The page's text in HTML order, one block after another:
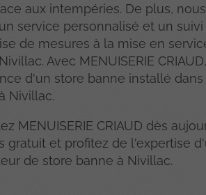
aux intempéries. De plus,
service personnalisé et un suivi
de mesures à la mise en
Avec MENUISERIE
d'un store banne installé
Nivillac.
MENUISERIE CRIAUD dès
gratuit et profitez de l'expertise
de store banne à Nivillac.